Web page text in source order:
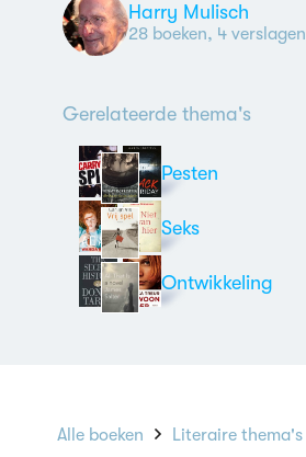
Harry Mulisch
28 boeken, 4 verslagen
Gerelateerde thema's
Pesten
Seks
Ontwikkeling
Alle boeken Literaire thema's